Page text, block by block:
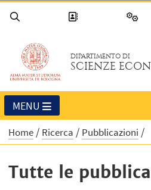
DIPARTIMENTO DI
SCIENZE
MENU
Home Ricerca Pubblicazioni
Tutte le